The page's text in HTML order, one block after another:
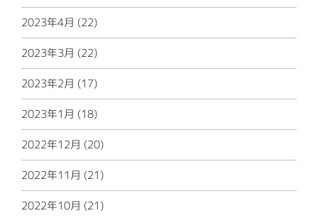
2023年4月 (22)
2023年3月 (22)
2023年2月 (17)
2023年1月 (18)
2022年12月 (20)
2022年11月 (21)
2022年10月 (21)